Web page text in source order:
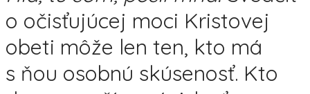
o očisťujúcej moci Kristovej
obeti môže len ten, kto má
s ňou osobnú skúsenosť. Kto